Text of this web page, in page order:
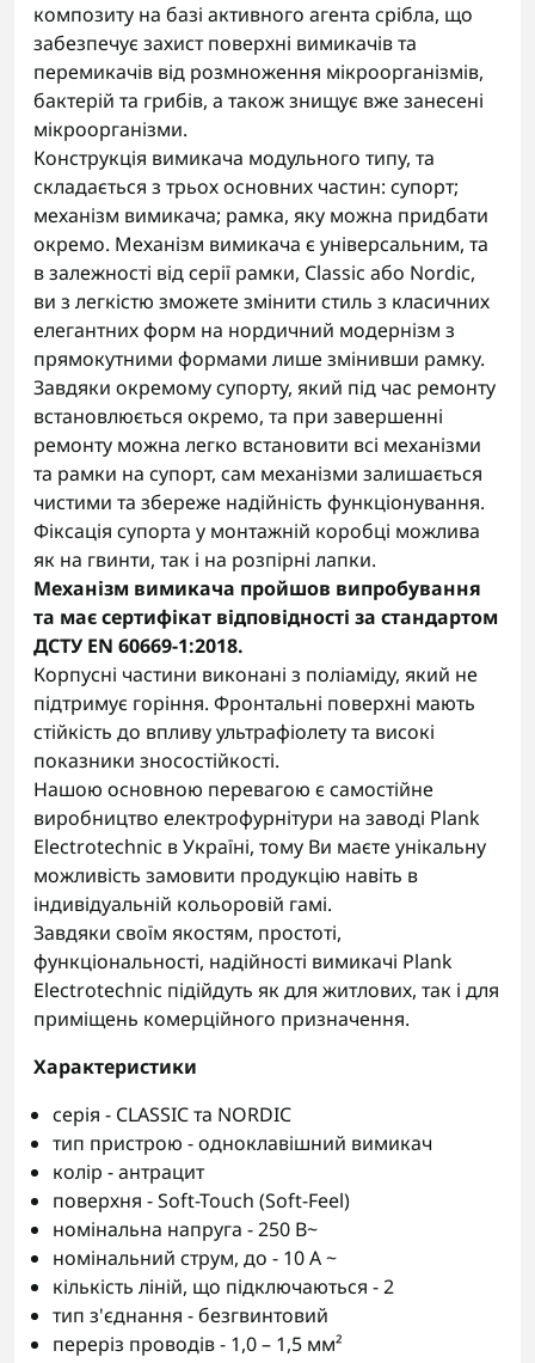
композиту на базі активного агента срібла, що
забезпечує захист поверхні вимикачів та
перемикачів від розмноження мікроорганізмів,
бактерій та грибів, а також знищує вже занесені
мікроорганізми.
Конструкція вимикача модульного типу, та
складається з трьох основних частин: супорт;
механізм вимикача; рамка, яку можна придбати
окремо. Механізм вимикача є універсальним, та
в залежності від серії рамки, Classic або Nordic,
ви з легкістю зможете змінити стиль з класичних
елегантних форм на нордичний модернізм з
прямокутними формами лише змінивши рамку.
Завдяки окремому супорту, який під час ремонту
встановлюється окремо, та при завершенні
ремонту можна легко встановити всі механізми
та рамки на супорт, сам механізми залишається
чистими та збереже надійність функціонування.
Фіксація супорта у монтажній коробці можлива
як на гвинти, так і на розпірні лапки.
Механізм вимикача пройшов випробування
та має сертифікат відповідності за стандартом
ДСТУ EN 60669-1:2018.
Корпусні частини виконані з поліаміду, який не
підтримує горіння. Фронтальні поверхні мають
стійкість до впливу ультрафіолету та високі
показники зносостійкості.
Нашою основною перевагою є самостійне
виробництво електрофурнітури на заводі Plank
Electrotechnic в Україні, тому Ви маєте унікальну
можливість замовити продукцію навіть в
індивідуальній кольоровій гамі.
Завдяки своїм якостям, простоті,
функціональності, надійності вимикачі Plank
Electrotechnic підійдуть як для житлових, так і для
приміщень комерційного призначення.
Характеристики
серія - CLASSIC та NORDIC
тип пристрою - одноклавішний вимикач
колір - антрацит
поверхня - Soft-Touch (Soft-Feel)
номінальна напруга - 250 В~
номінальний струм, до - 10 А ~
кількість ліній, що підключаються - 2
тип з'єднання - безгвинтовий
переріз проводів - 1,0 – 1,5 мм²